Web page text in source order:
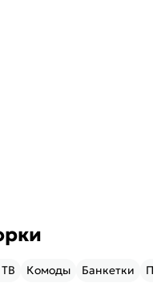
Комоды Банкетки